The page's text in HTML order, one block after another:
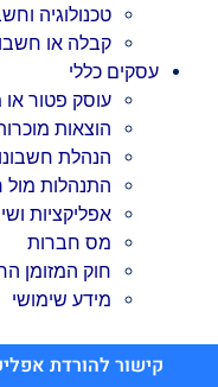
טכנולוגיה
קבלה או
עסקים כללי
עוסק פטור
הוצאות
הנהלת
התנהלות מול
אפליקציות
מס חברות
חוק המזומן
מידע שימושי
קישור להורדת